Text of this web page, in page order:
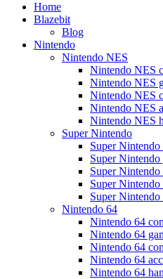
Home
Blazebit
Blog
Nintendo
Nintendo NES
Nintendo NES
Nintendo NES
Nintendo NES
Nintendo NES
Nintendo NES
Super Nintendo
Super Nintendo
Super Nintendo
Super
Super Nintendo
Super
Nintendo 64
Nintendo 64
Nintendo 64
Nintendo 64
Nintendo 64
Nintendo 64